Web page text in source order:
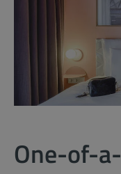
One-of-